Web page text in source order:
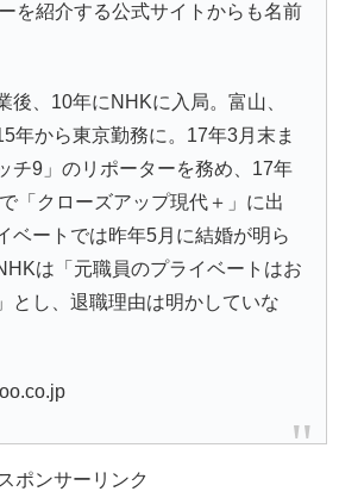
を紹介する公式サイトからも名前
後、10年にNHKに入局。富山、
年から東京勤務に。17年3月末ま
チ9」のリポーターを務め、17年
「 クローズアップ現代＋ 」に出
ベートでは昨年5月に結婚が明ら
は「元職員のプライベートはお
とし、退職理由は明かしていな
スポンサーリンク